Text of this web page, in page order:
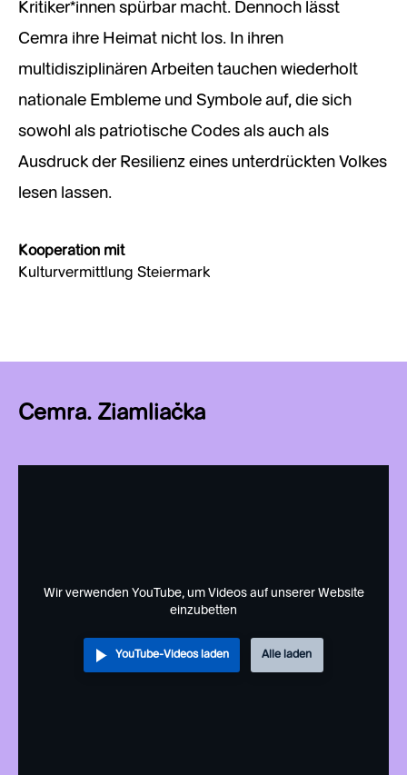
Kritiker*innen spürbar macht. Dennoch lässt
Cemra ihre Heimat nicht los. In ihren
multidisziplinären Arbeiten tauchen wiederholt
nationale Embleme und Symbole auf, die sich
sowohl als patriotische Codes als auch als
Ausdruck der Resilienz eines unterdrückten Volkes
lesen lassen.
Kooperation mit
Kulturvermittlung Steiermark
Cemra. Ziamliačka
Wir verwenden YouTube, um Videos auf unserer Website
einzubetten
YouTube-Videos laden Alle laden